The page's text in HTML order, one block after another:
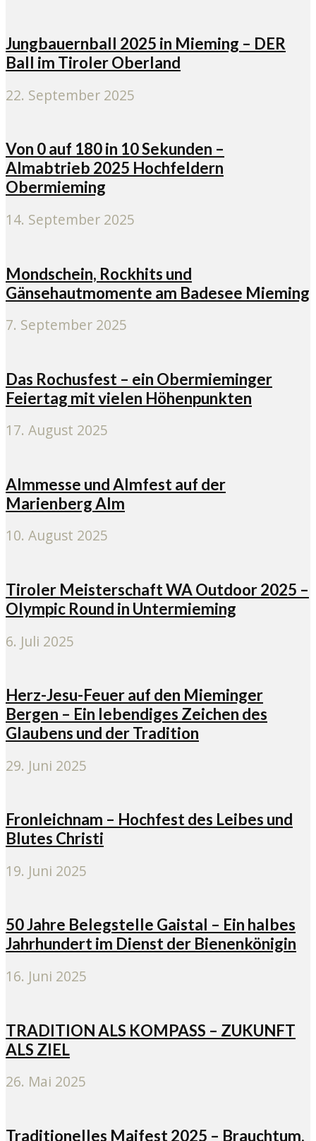
Jungbauernball 2025 in Mieming – DER
Ball im Tiroler Oberland
22. September 2025
Von 0 auf 180 in 10 Sekunden –
Almabtrieb 2025 Hochfeldern
Obermieming
14. September 2025
Mondschein, Rockhits und
Gänsehautmomente am Badesee Mieming
7. September 2025
Das Rochusfest – ein Obermieminger
Feiertag mit vielen Höhenpunkten
17. August 2025
Almmesse und Almfest auf der
Marienberg Alm
10. August 2025
Tiroler Meisterschaft WA Outdoor 2025 –
Olympic Round in Untermieming
6. Juli 2025
Herz-Jesu-Feuer auf den Mieminger
Bergen – Ein lebendiges Zeichen des
Glaubens und der Tradition
29. Juni 2025
Fronleichnam – Hochfest des Leibes und
Blutes Christi
19. Juni 2025
50 Jahre Belegstelle Gaistal – Ein halbes
Jahrhundert im Dienst der Bienenkönigin
16. Juni 2025
TRADITION ALS KOMPASS – ZUKUNFT
ALS ZIEL
26. Mai 2025
Traditionelles Maifest 2025 – Brauchtum,